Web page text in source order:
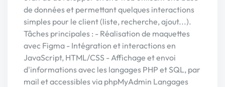
de données et permettant quelques interactions
simples pour le client (liste, recherche, ajout...).
Tâches principales : - Réalisation de maquettes
avec Figma - Intégration et interactions en
JavaScript, HTML/CSS - Affichage et envoi
d'informations avec les langages PHP et SQL, par
mail et accessibles via phpMyAdmin Langages